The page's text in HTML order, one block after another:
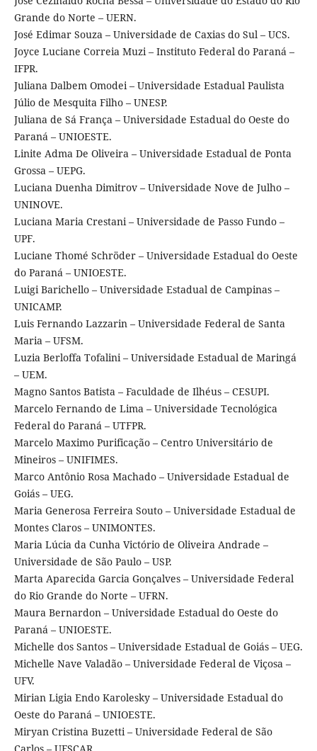
Grande do Norte – UERN.
José Edimar Souza – Universidade de Caxias do Sul – UCS.
Joyce Luciane Correia Muzi – Instituto Federal do Paraná –
IFPR.
Juliana Dalbem Omodei – Universidade Estadual Paulista
Júlio de Mesquita Filho – UNESP.
Juliana de Sá França – Universidade Estadual do Oeste do
Paraná – UNIOESTE.
Linite Adma De Oliveira – Universidade Estadual de Ponta
Grossa – UEPG.
Luciana Duenha Dimitrov – Universidade Nove de Julho –
UNINOVE.
Luciana Maria Crestani – Universidade de Passo Fundo –
UPF.
Luciane Thomé Schröder – Universidade Estadual do Oeste
do Paraná – UNIOESTE.
Luigi Barichello – Universidade Estadual de Campinas –
UNICAMP.
Luis Fernando Lazzarin – Universidade Federal de Santa
Maria – UFSM.
Luzia Berloffa Tofalini – Universidade Estadual de Maringá
– UEM.
Magno Santos Batista – Faculdade de Ilhéus – CESUPI.
Marcelo Fernando de Lima – Universidade Tecnológica
Federal do Paraná – UTFPR.
Marcelo Maximo Purificação – Centro Universitário de
Mineiros – UNIFIMES.
Marco Antônio Rosa Machado – Universidade Estadual de
Goiás – UEG.
Maria Generosa Ferreira Souto – Universidade Estadual de
Montes Claros – UNIMONTES.
Maria Lúcia da Cunha Victório de Oliveira Andrade –
Universidade de São Paulo – USP.
Marta Aparecida Garcia Gonçalves – Universidade Federal
do Rio Grande do Norte – UFRN.
Maura Bernardon – Universidade Estadual do Oeste do
Paraná – UNIOESTE.
Michelle dos Santos – Universidade Estadual de Goiás – UEG.
Michelle Nave Valadão – Universidade Federal de Viçosa –
UFV.
Mirian Ligia Endo Karolesky – Universidade Estadual do
Oeste do Paraná – UNIOESTE.
Miryan Cristina Buzetti – Universidade Federal de São